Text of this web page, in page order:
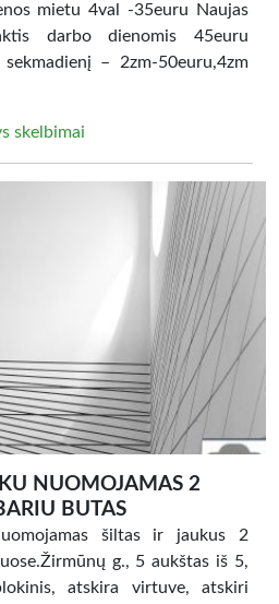
mietu 4val -35euru Naujas
darbo dienomis 45euru
sekmadienį – 2zm-50euru,4zm
skelbimai
NUOMOJAMAS 2
BUTAS
šiltas ir jaukus 2
g., 5 aukštas iš 5,
atskira virtuve, atskiri